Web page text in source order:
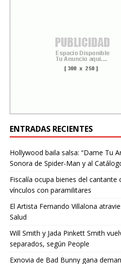
ENTRADAS RECIENTES
Hollywood baila salsa: “Dame Tu
Sonora de Spider-Man y al
Fiscalía ocupa bienes del
vínculos con paramilitares
El Artista Fernando Villalona
Salud
Will Smith y Jada Pinkett Smith
separados, según People
Exnovia de Bad Bunny gana